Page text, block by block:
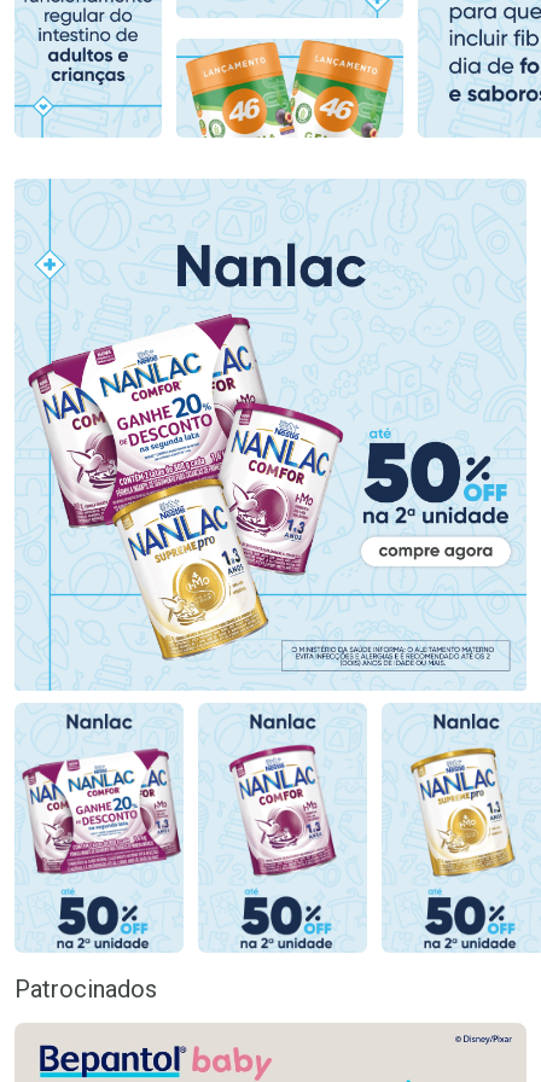
Comprar sem Desconto
Por R$ 139,59/cada
Comprar sem Desconto
Por R$ 139,59/cada
Comprar sem Desconto
Por R$ 139,90/cada
Comprar sem Desconto
Por R$ 139,90/cada
Patrocinados